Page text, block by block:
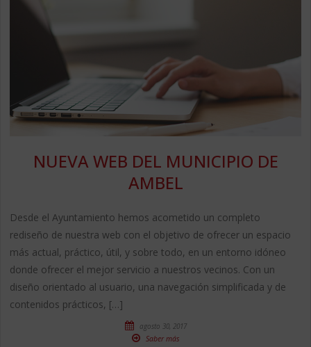
NUEVA WEB DEL MUNICIPIO DE
AMBEL
Desde el Ayuntamiento hemos acometido un completo
rediseño de nuestra web con el objetivo de ofrecer un espacio
más actual, práctico, útil, y sobre todo, en un entorno idóneo
donde ofrecer el mejor servicio a nuestros vecinos. Con un
diseño orientado al usuario, una navegación simplificada y de
contenidos prácticos, […]
agosto 30, 2017
Saber más